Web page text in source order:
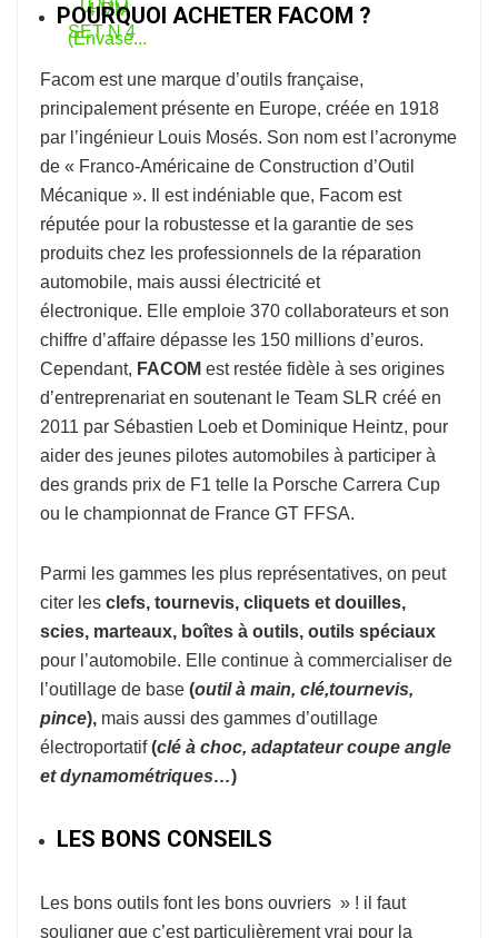
POURQUOI ACHETER FACOM ?
Facom est une marque d’outils française,
principalement présente en Europe, créée en 1918
par l’ingénieur Louis Mosés. Son nom est l’acronyme
de « Franco-Américaine de Construction d’Outil
Mécanique ». Il est indéniable que, Facom est
réputée pour la robustesse et la garantie de ses
produits chez les professionnels de la réparation
automobile, mais aussi électricité et
électronique. Elle emploie 370 collaborateurs et son
chiffre d’affaire dépasse les 150 millions d’euros.
Cependant, FACOM est restée fidèle à ses origines
d’entreprenariat en soutenant le Team SLR créé en
2011 par Sébastien Loeb et Dominique Heintz, pour
aider des jeunes pilotes automobiles à participer à
des grands prix de F1 telle la Porsche Carrera Cup
ou le championnat de France GT FFSA.
Parmi les gammes les plus représentatives, on peut
citer les clefs, tournevis, cliquets et douilles,
scies, marteaux, boîtes à outils, outils spéciaux
pour l’automobile. Elle continue à commercialiser de
l’outillage de base (outil à main, clé,tournevis,
pince), mais aussi des gammes d’outillage
électroportatif (clé à choc, adaptateur coupe angle
et dynamométriques…)
LES BONS CONSEILS
Les bons outils font les bons ouvriers » ! il faut
souligner que c’est particulièrement vrai pour la